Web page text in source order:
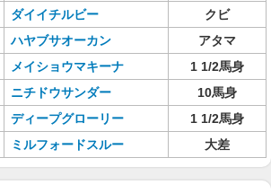
ダイイチルビー
クビ
ハヤブサオーカン
アタマ
メイショウマキーナ
1 1/2馬身
ニチドウサンダー
10馬身
ディープグローリー
1 1/2馬身
ミルフォードスルー 大差